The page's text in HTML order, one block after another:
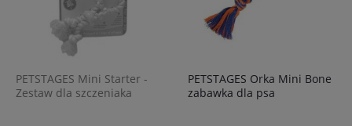
PETSTAGES Mini Starter -
Zestaw dla szczeniaka
PETSTAGES Orka Mini Bone
zabawka dla psa